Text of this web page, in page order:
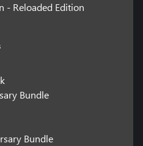
- Reloaded Edition
Bundle
Bundle